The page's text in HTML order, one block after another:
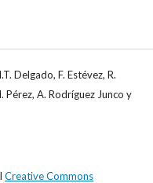
Delgado, F. Estévez, R.
Pérez, A. Rodríguez Junco y
Creative Commons